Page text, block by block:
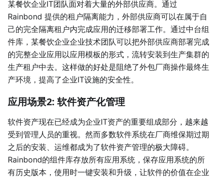
某餐饮企业IT团队面对着大量的外部供应商。通过
Rainbond 提供的租户隔离能力，外部供应商可以在属于自
己的完全隔离租户内完成应用的迁移部署工作。通过中台组
件库，某餐饮企业企业技术团队可以把外部供应商部署完成
的完整企业应用以应用模板的形式，流转安装到生产集群的
生产租户中去。这样做的好处是阻绝了外包厂商操作最终生
产环境，提高了企业IT设施的安全性。
应用场景2: 软件资产化管理
软件资产现在已经成为企业IT资产的重要组成部分，越来越
受到管理人员的重视。然而多数软件系统在厂商维保期过期
之后的安装、运维都成为了软件资产管理的极大障碍。
Rainbond的组件库存放所有应用系统，保存应用系统的所
有历史版本，使用时一键安装和升级，让软件的价值在企业